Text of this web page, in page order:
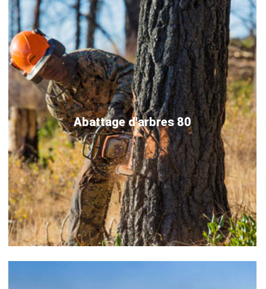
Abattage d'arbres 80